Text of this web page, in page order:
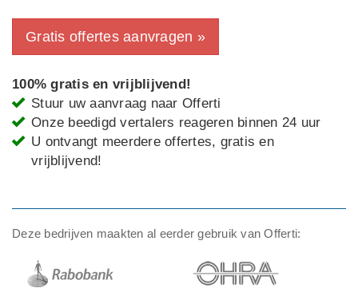
Gratis offertes aanvragen »
100% gratis en vrijblijvend!
Stuur uw aanvraag naar Offerti
Onze beedigd vertalers reageren binnen 24 uur
U ontvangt meerdere offertes, gratis en
vrijblijvend!
Deze bedrijven maakten al eerder gebruik van Offerti: